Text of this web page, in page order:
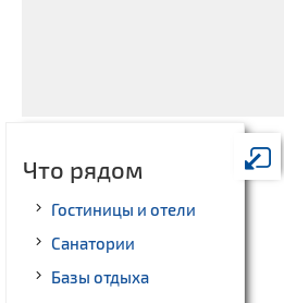
Что рядом
Гостиницы и отели
Санатории
Базы отдыха